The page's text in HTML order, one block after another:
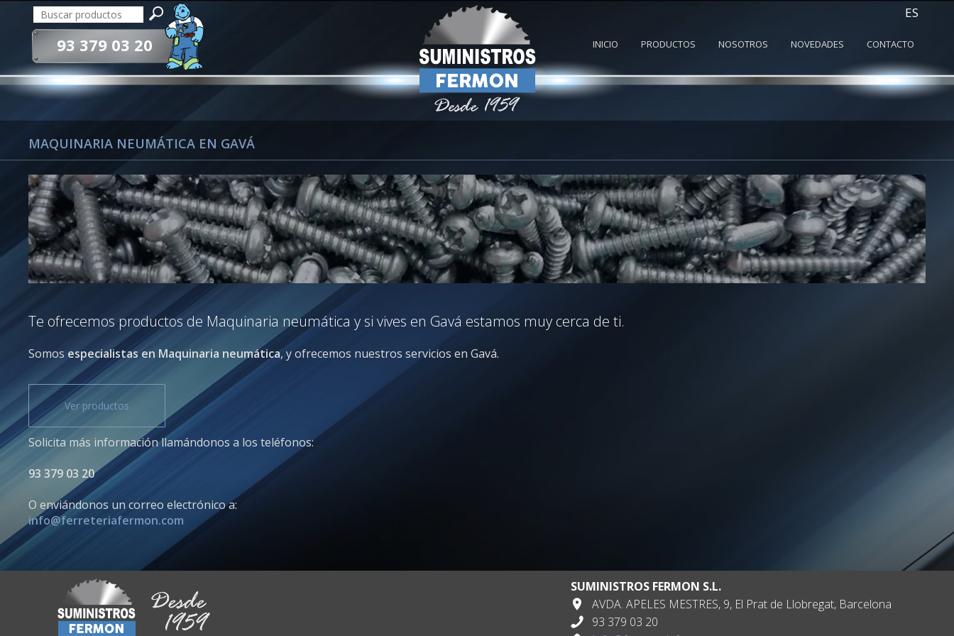
ES
93 379 03 20 INICIO PRODUCTOS NOSOTROS NOVEDADES CONTACTO
MAQUINARIA NEUMÁTICA EN GAVÁ
Te ofrecemos productos de Maquinaria neumática y si vives en Gavá estamos muy cerca de ti.
Somos especialistas en Maquinaria neumática, y ofrecemos nuestros servicios en Gavá.
Ver productos
Solicita más información llamándonos a los teléfonos:
93 379 03 20
O enviándonos un correo electrónico a:
info@ferreteriafermon.com
SUMINISTROS FERMON S.L.
AVDA. APELES MESTRES, 9, El Prat de Llobregat, Barcelona
93 379 03 20